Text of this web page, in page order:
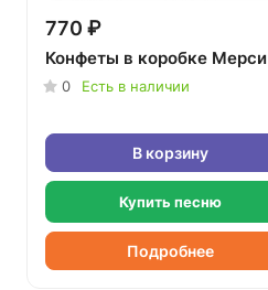
770 ₽
Конфеты в коробке Мерси
0 Есть в наличии
В корзину
Купить песню
Подробнее